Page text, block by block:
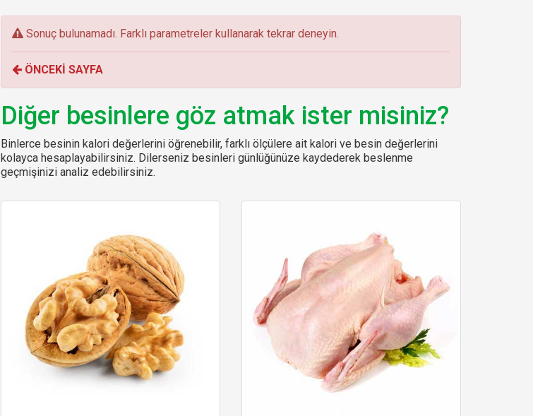
E
r
o
r
:
Sonuç bulunamadı. Farklı parametreler kullanarak tekrar deneyin.
ÖNCEKİ SAYFA
Diğer besinlere göz atmak ister misiniz?
Binlerce besinin kalori değerlerini öğrenebilir, farklı ölçülere ait kalori ve besin değerlerini
kolayca hesaplayabilirsiniz. Dilerseniz besinleri günlüğünüze kaydederek beslenme
geçmişinizi analiz edebilirsiniz.